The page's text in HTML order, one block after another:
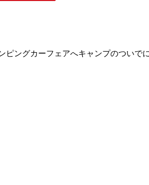
ピングカーフェアへキャンプのついで